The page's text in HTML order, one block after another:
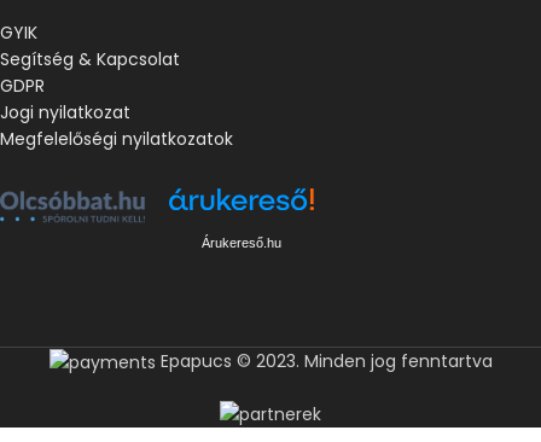
GYIK
Segítség & Kapcsolat
GDPR
Jogi nyilatkozat
Megfelelőségi nyilatkozatok
Árukereső.hu
Epapucs © 2023. Minden jog fenntartva